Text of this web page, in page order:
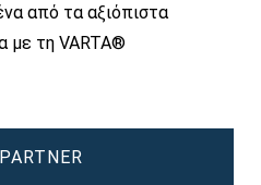
από τα αξιόπιστα
με τη VARTA®